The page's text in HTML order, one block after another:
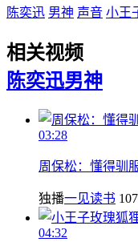
陈奕迅 男神 声音 小王
相关视频
陈奕迅男神
03:28
周保松：懂得驯
独播一见读书
04:32